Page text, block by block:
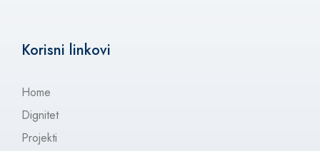
Korisni linkovi
Home
Dignitet
Projekti